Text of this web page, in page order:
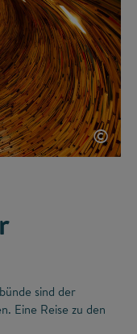
©
sind der
Eine Reise zu den